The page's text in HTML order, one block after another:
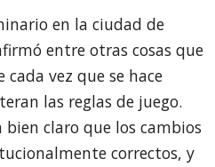
en la ciudad de
entre otras cosas que
cada vez que se hace
las reglas de juego.
bien claro que los cambios
correctos, y